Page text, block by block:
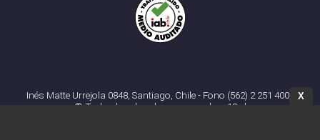
Inés Matte Urrejola 0848, Santiago, Chile - Fono (562) 2 251 4000
© Todos los derechos reservados. 13.cl
X